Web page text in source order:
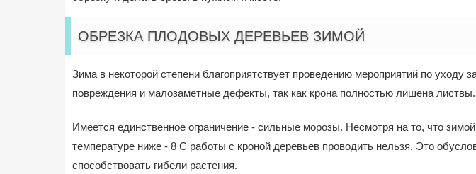
ОБРЕЗКА ПЛОДОВЫХ ДЕРЕВЬЕВ ЗИМОЙ
Зима в некоторой степени благоприятствует проведению мероприятий по
повреждения и малозаметные дефекты, так как крона полностью лишена листвы.
Имеется единственное ограничение - сильные морозы. Несмотря на то, что
температуре ниже - 8 C работы с кроной деревьев проводить нельзя. Это
способствовать гибели растения.